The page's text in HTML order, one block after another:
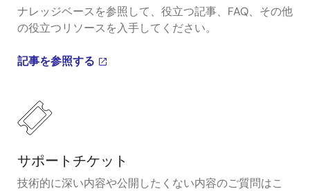
ナレッジベースを参照して、役立つ記事、FAQ、その他
の役立つリソースを入手してください。
記事を参照する
サポートチケット
技術的に深い内容や公開したくない内容のご質問はこ